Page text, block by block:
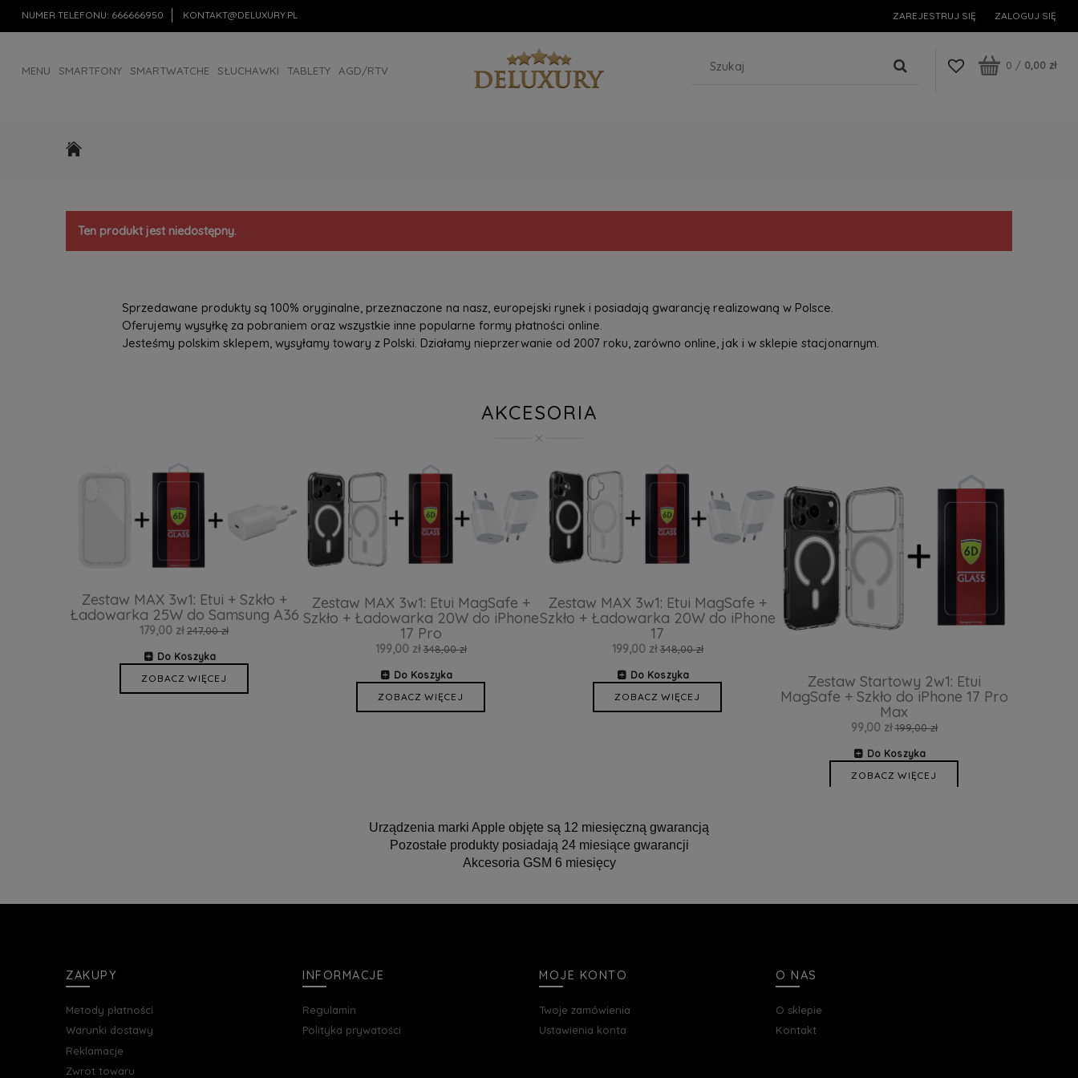
NUMER TELEFONU: 666666950 KONTAKT@DELUXURY.PL ZAREJESTRUJ SIĘ ZALOGUJ SIĘ
MENU SMARTFONY SMARTWATCHE SŁUCHAWKI TABLETY AGD/RTV 0 / 0,00 zł
Ten produkt jest niedostępny.
Sprzedawane produkty są 100% oryginalne, przeznaczone na nasz, europejski rynek i posiadają gwarancję realizowaną w Polsce.
Oferujemy wysyłkę za pobraniem oraz wszystkie inne popularne formy płatności online.
Jesteśmy polskim sklepem, wysyłamy towary z Polski. Działamy nieprzerwanie od 2007 roku, zarówno online, jak i w sklepie stacjonarnym.
AKCESORIA
Zestaw MAX 3w1: Etui + Szkło +
Ładowarka 25W do Samsung A36
179,00 zł 247,00 zł
Do Koszyka
ZOBACZ WIĘCEJ
Zestaw MAX 3w1: Etui MagSafe +
Szkło + Ładowarka 20W do iPhone
17 Pro
199,00 zł 348,00 zł
Do Koszyka
ZOBACZ WIĘCEJ
Zestaw MAX 3w1: Etui MagSafe +
Szkło + Ładowarka 20W do iPhone
17
199,00 zł 348,00 zł
Do Koszyka
ZOBACZ WIĘCEJ
Zestaw Startowy 2w1: Etui
MagSafe + Szkło do iPhone 17 Pro
Max
99,00 zł 199,00 zł
Do Koszyka
ZOBACZ WIĘCEJ
Urządzenia marki Apple objęte są 12 miesięczną gwarancją
Pozostałe produkty posiadają 24 miesiące gwarancji
Akcesoria GSM 6 miesięcy
ZAKUPY
Metody płatności
Warunki dostawy
Reklamacje
Zwrot towaru
INFORMACJE
Regulamin
Polityka prywatości
MOJE KONTO
Twoje zamówienia
Ustawienia konta
O NAS
O sklepie
Kontakt